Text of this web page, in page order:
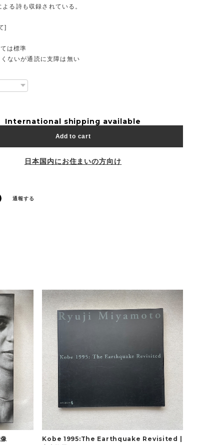
る詩も収録されている。
]
は標準
ないが通読に支障は無い
International shipping available
Add to cart
日本国内にお住まいの方向け
通報する
Kobe 1995:The Earthquake Revisited |